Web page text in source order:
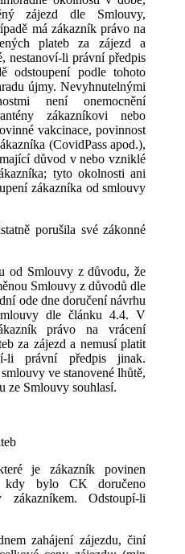
zájezd dle Smlouvy,
má zákazník právo na
plateb za zájezd a
nestanoví-li právní předpis
odstoupení podle tohoto
újmy. Nevyhnutelnými
není onemocnění
zákazníkovi nebo
vakcinace, povinnost
(CovidPass apod.),
důvod v nebo vzniklé
tyto okolnosti ani
zákazníka od smlouvy
porušila své zákonné
od Smlouvy z důvodu, že
Smlouvy z důvodů dle
ode dne doručení návrhu
dle článku 4.4. V
právo na vrácení
za zájezd a nemusí platit
li právní předpis jinak.
ve stanovené lhůtě,
ze Smlouvy souhlasí.
je zákazník povinen
bylo CK doručeno
Odstoupí-li
zahájení zájezdu, činí